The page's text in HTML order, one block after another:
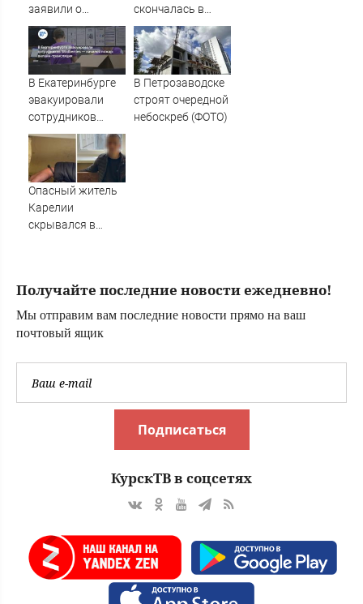
заявили о
прямом участии
НАТО в ударах по
РФ - Новости на
Вести.ru
скончалась в
больнице Уфы
при
невыясненных
обстоятельствах
В Екатеринбурге
эвакуировали
сотрудников
Wildberries —
начался пожар:
онлайн-
трансляция
В Петрозаводске
строят очередной
небоскреб (ФОТО)
Опасный житель
Карелии
скрывался в
Получайте последние новости ежедневно!
Мы отправим вам последние новости прямо на ваш
почтовый ящик
Подписаться
КурскТВ в соцсетях